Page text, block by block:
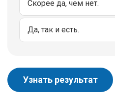
Скорее да, чем нет.
Да, так и есть.
Узнать результат